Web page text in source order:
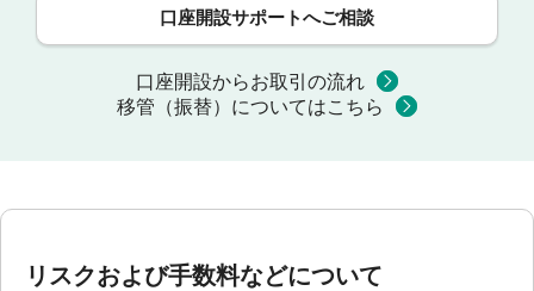
口座開設サポートへご相談
口座開設からお取引の流れ
移管（振替）についてはこちら
リスクおよび手数料などについて